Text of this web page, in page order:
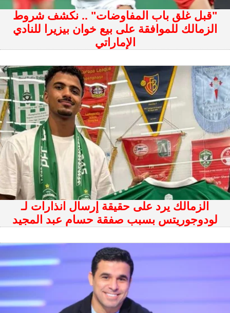
"قبل غلق باب المفاوضات" .. نكشف شروط
الزمالك للموافقة على بيع خوان بيزيرا للنادي
الإماراتي
الزمالك يرد على حقيقة إرسال انذارات لـ
لودوجوريتس بسبب صفقة حسام عبد المجيد